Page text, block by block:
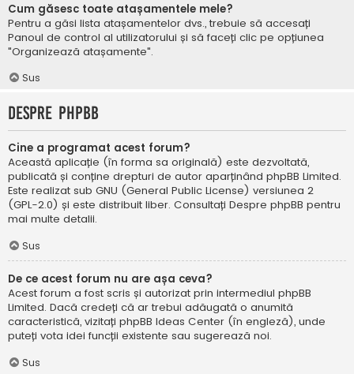
Cum găsesc toate atașamentele mele?
Pentru a găsi lista atașamentelor dvs., trebuie să accesați
Panoul de control al utilizatorului și să faceți clic pe opțiunea
"Organizează atașamente".
Sus
Despre phpBB
Cine a programat acest forum?
Această aplicație (în forma sa originală) este dezvoltată,
publicată și conține drepturi de autor aparținând phpBB Limited.
Este realizat sub GNU (General Public License) versiunea 2
(GPL-2.0) și este distribuit liber. Consultați Despre phpBB pentru
mai multe detalii.
Sus
De ce acest forum nu are așa ceva?
Acest forum a fost scris și autorizat prin intermediul phpBB
Limited. Dacă credeți că ar trebui adăugată o anumită
caracteristică, vizitați phpBB Ideas Center (în engleză), unde
puteți vota idei funcții existente sau sugerează noi.
Sus